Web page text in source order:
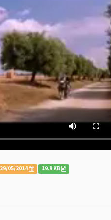
29/05/2014 19.9 KB